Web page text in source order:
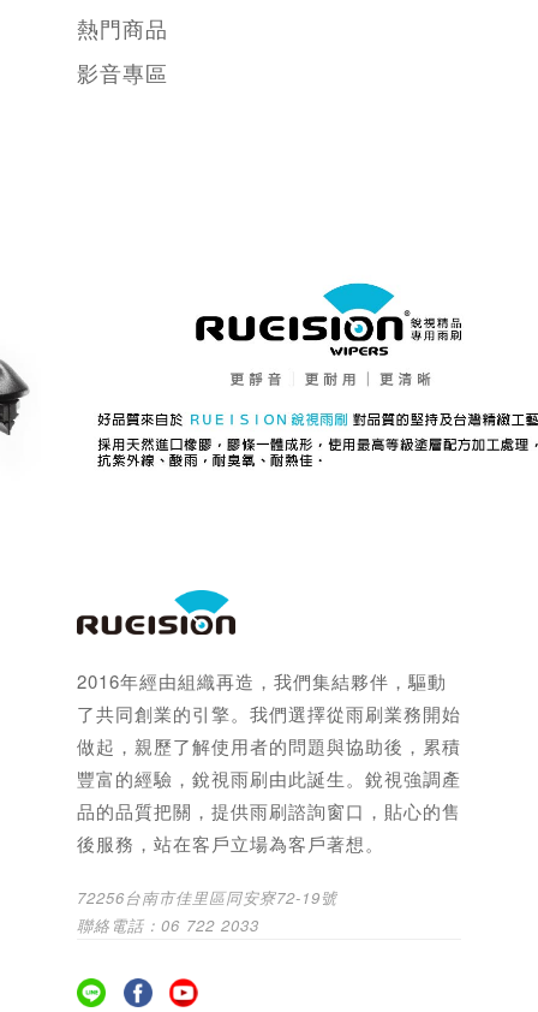
熱門商品
影音專區
2016年經由組織再造，我們集結夥伴，驅動
了共同創業的引擎。我們選擇從雨刷業務開始
做起，親歷了解使用者的問題與協助後，累積
豐富的經驗，銳視雨刷由此誕生。銳視強調產
品的品質把關，提供雨刷諮詢窗口，貼心的售
後服務，站在客戶立場為客戶著想。
72256台南市佳里區同安寮72-19號
聯絡電話：06 722 2033